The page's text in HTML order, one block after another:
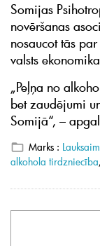
Somijas
novēršanas
nosaucot tās
valsts
„Peļņa no
bet zaudējumi
Somijā“, –
Marks :
alkohola tirdzniecība,